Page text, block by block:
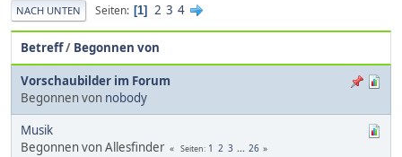
NACH UNTEN Seiten 1 2 3 4
Betreff/ Begonnen von
Vorschaubilder im Forum
Begonnen von nobody
Musik
Begonnen von Allesfinder
Seiten 1 2 3 ... 26